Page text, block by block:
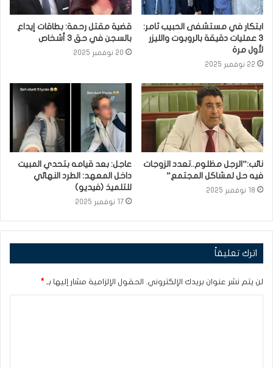
ابتكار في مستشفى الحبيب ثامر:
3 عمليات دقيقة بالروبوت والليزر
لأول مرة
22 نوفمبر 2025
قضية مقتل رحمة: بطاقات إيداع
بالسجن في حق 3 أشخاص
20 نوفمبر 2025
نائب:”الرجل مظلوم..تعدد الزوجات
فيه حل لمشاكل المجتمع”
18 نوفمبر 2025
عاجل: بعد قيامه بتحدي المبيت
داخل المعهد: الطرد النهائي
للتلميذ (فيديو)
17 نوفمبر 2025
اترك تعليقاً
لن يتم نشر عنوان بريدك الإلكتروني. الحقول الإلزامية مشار إليها بـ *